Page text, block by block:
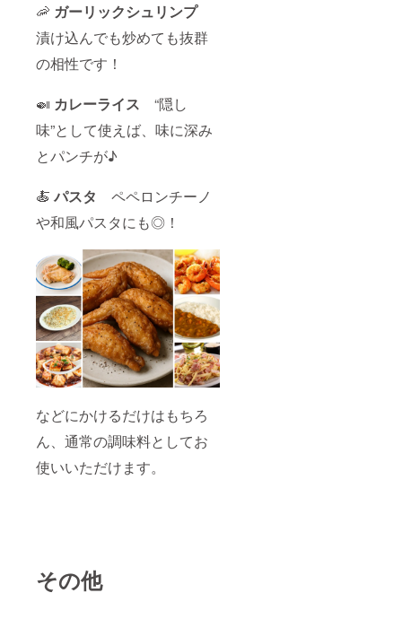
🦐 ガーリックシュリンプ
漬け込んでも炒めても抜群
の相性です！
🍛 カレーライス “隠し
味”として使えば、味に深み
とパンチが♪
🍝 パスタ ペペロンチーノ
や和風パスタにも◎！
などにかけるだけはもちろ
ん、通常の調味料としてお
使いいただけます。
その他